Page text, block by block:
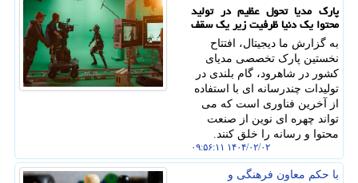
پارک مدیا تحول عظیم در تولید
محتوا یک دنیا ظرفیت زیر یک سقف
به گزارش ما دیجیتال، افتتاح
نخستین پارک تخصصی مدیای
کشور در شاهرود، گام بلندی در
تولیدات چندرسانه ای با استفاده
از آخرین فناوری است که می
تواند چهره ای نوین از صنعت
محتوا و رسانه را خلق کنند.
۱۴۰۴/۰۲/۰۲ ۰۹:۵۶:۱۱
با حكم معاون فرهنگی و